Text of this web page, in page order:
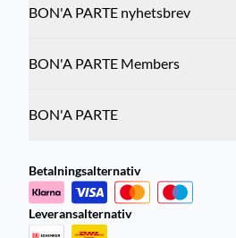
BON'A PARTE nyhetsbrev
BON'A PARTE Members
BON'A PARTE
Betalningsalternativ
Leveransalternativ